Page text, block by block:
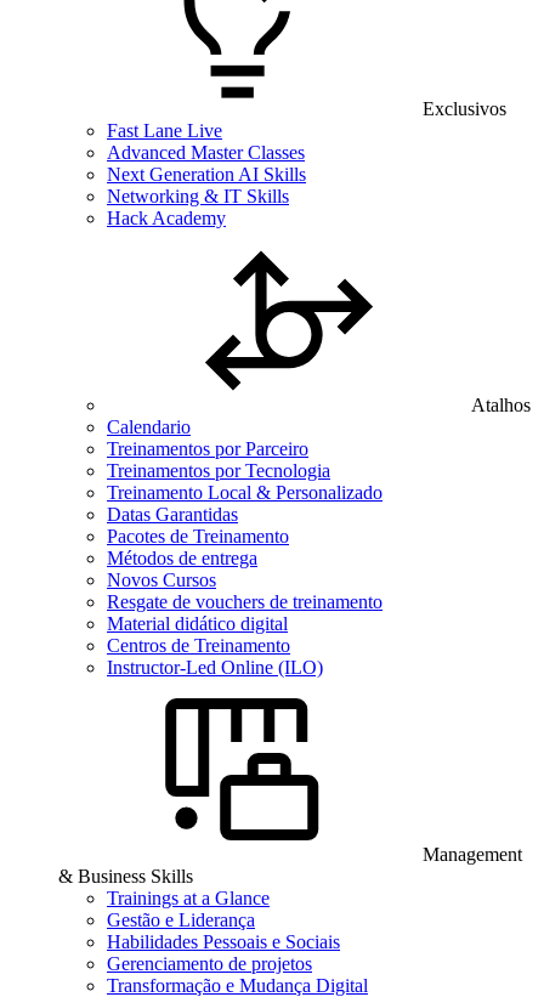
Exclusivos
Fast Lane Live
Advanced Master Classes
Next Generation AI Skills
Networking & IT Skills
Hack Academy
Atalhos
Calendario
Treinamentos por Parceiro
Treinamentos por Tecnologia
Treinamento Local & Personalizado
Datas Garantidas
Pacotes de Treinamento
Métodos de entrega
Novos Cursos
Resgate de vouchers de treinamento
Material didático digital
Centros de Treinamento
Instructor-Led Online (ILO)
Management
& Business Skills
Trainings at a Glance
Gestão e Liderança
Habilidades Pessoais e Sociais
Gerenciamento de projetos
Transformação e Mudança Digital